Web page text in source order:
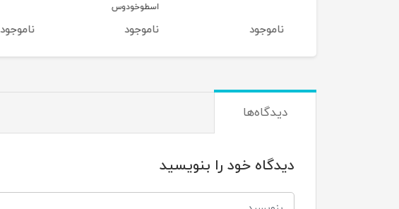
ناموجود
اسطوخودوس
ناموجود ناموجود
دیدگاه‌ها
دیدگاه خود را بنویسید